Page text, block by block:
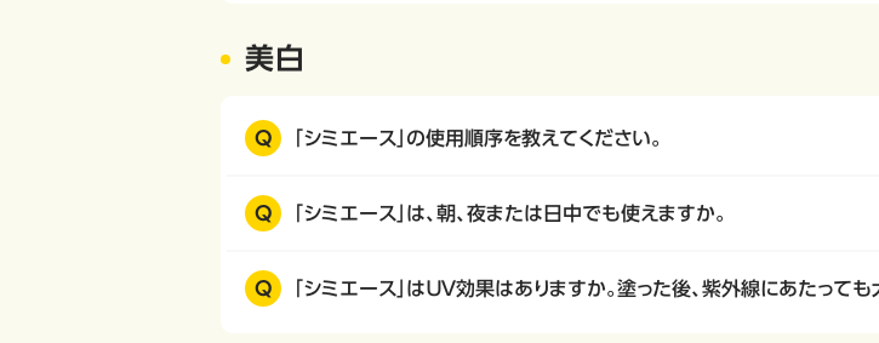
美白
Q 「シミエース」の使用順序を教えてください。
Q 「シミエース」は、朝、夜または日中でも使えますか。
Q 「シミエース」はＵＶ効果はありますか。塗った後、紫外線にあたって